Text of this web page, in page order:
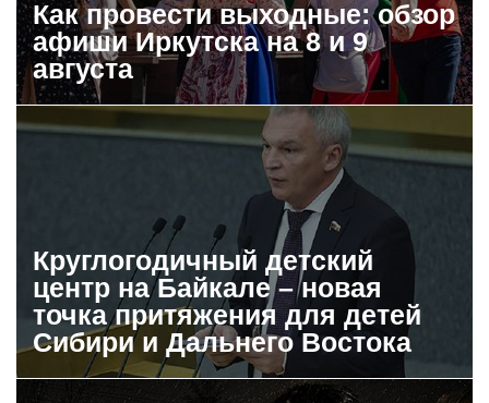
Как провести выходные: обзор
афиши Иркутска на 8 и 9
августа
Круглогодичный детский
центр на Байкале – новая
точка притяжения для детей
Сибири и Дальнего Востока